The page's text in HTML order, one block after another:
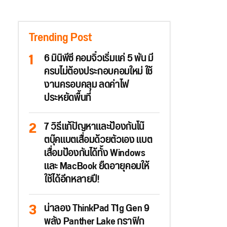
Trending Post
6 มินิพีซี คอมจิ๋วเริ่มแค่ 5 พัน มี
ครบไม่ต้องประกอบคอมใหม่ ใช้
งานครอบคลุม ลดค่าไฟ
ประหยัดพื้นที่
7 วิธีแก้ปัญหาและป้องกันโน๊
ตบุ๊คแบตเสื่อมด้วยตัวเอง แบต
เสื่อมป้องกันได้ทั้ง Windows
และ MacBook ยืดอายุคอมให้
ใช้ได้อีกหลายปี!
น่าลอง ThinkPad T1g Gen 9
พลัง Panther Lake กราฟิก